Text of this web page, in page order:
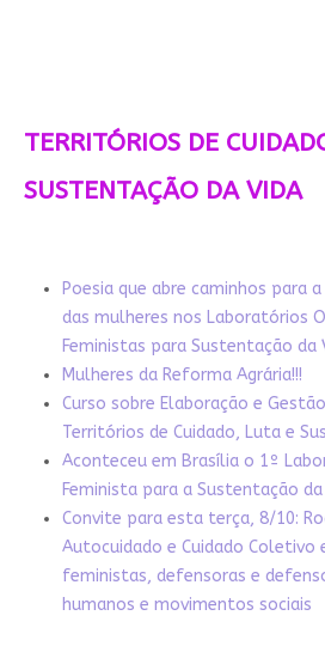
TERRITÓRIOS DE
SUSTENTAÇÃO DA VIDA
Poesia que abre caminhos para
das mulheres nos Laboratórios
Feministas para Sustentação da
Mulheres da Reforma Agrária!!!
Curso sobre Elaboração e
Territórios de Cuidado, Luta e
Aconteceu em Brasília o 1º
Feminista para a Sustentação da
Convite para esta terça, 8/10:
Autocuidado e Cuidado Coletivo
feministas, defensoras e
humanos e movimentos sociais